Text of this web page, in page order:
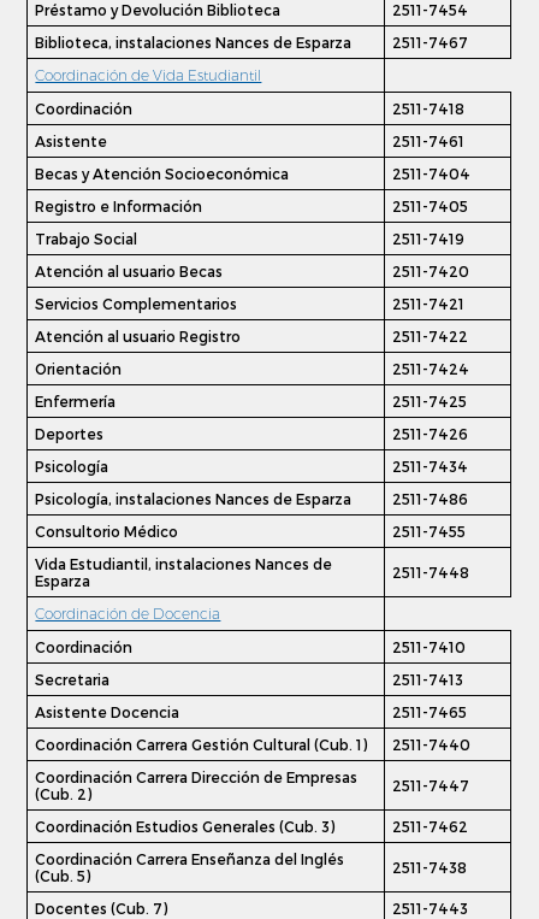
Préstamo y Devolución Biblioteca
2511-7454
Biblioteca, instalaciones Nances de Esparza
2511-7467
Coordinación de Vida Estudiantil
Coordinación
2511-7418
Asistente
2511-7461
Becas y Atención Socioeconómica
2511-7404
Registro e Información
2511-7405
Trabajo Social
2511-7419
Atención al usuario Becas
2511-7420
Servicios Complementarios
2511-7421
Atención al usuario Registro
2511-7422
Orientación
2511-7424
Enfermería
2511-7425
Deportes
2511-7426
Psicología
2511-7434
Psicología, instalaciones Nances de Esparza
2511-7486
Consultorio Médico
2511-7455
Vida Estudiantil, instalaciones Nances de
Esparza
2511-7448
Coordinación de Docencia
Coordinación
2511-7410
Secretaria
2511-7413
Asistente Docencia
2511-7465
Coordinación Carrera Gestión Cultural (Cub. 1)
2511-7440
Coordinación Carrera Dirección de Empresas
(Cub. 2)
2511-7447
Coordinación Estudios Generales (Cub. 3)
2511-7462
Coordinación Carrera Enseñanza del Inglés
(Cub. 5)
2511-7438
Docentes (Cub. 7)
2511-7443